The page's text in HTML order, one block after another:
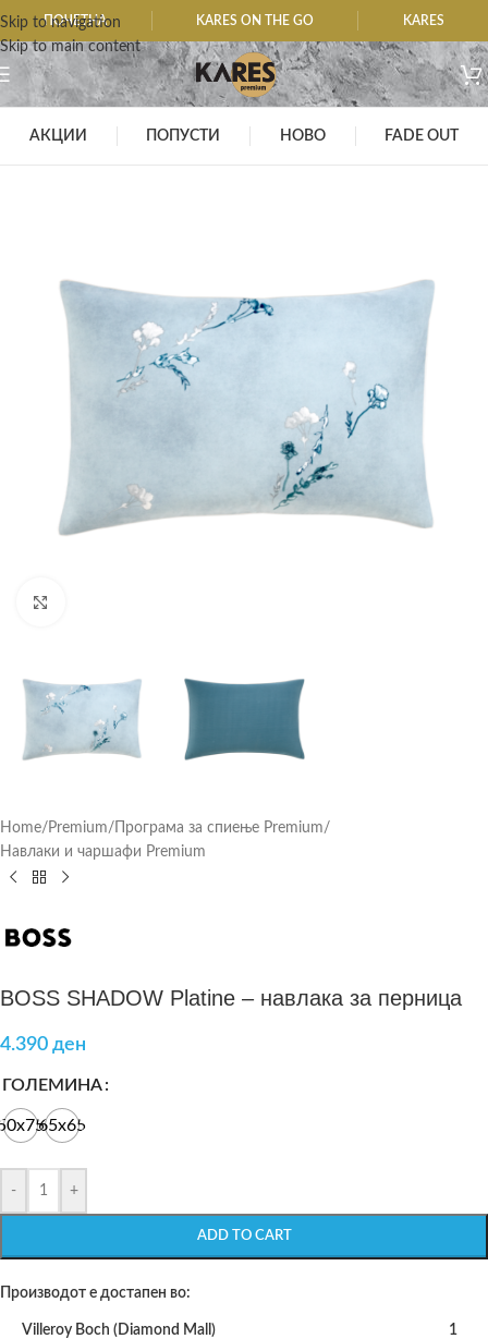
Skip to navigation
Skip to main content
ПОЧЕТНА KARES ON THE GO KARES
АКЦИИ ПОПУСТИ НОВО FADE OUT
Home/ Premium/ Програма за спиење Premium/
Навлаки и чаршафи Premium
BOSS SHADOW Platine – навлака за перница
4.390 ден
ГОЛЕМИНА
65x65
- +
ADD TO CART
Производот е достапен во:
Villeroy Boch (Diamond Mall) 1